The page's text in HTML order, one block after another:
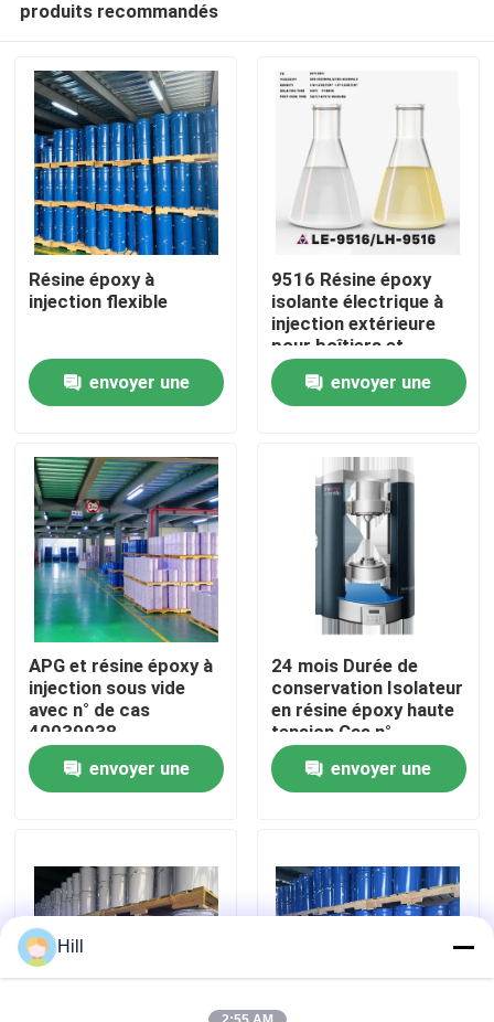
À la maison
Vidéos
Le spectacle VR
À propos de nous
Visite de l'usine
Nous contacter
Blog
produits recommandés
Résine époxy à
injection flexible
envoyer une
9516 Résine époxy
isolante électrique à
injection extérieure
pour boîtiers et
isolants électriques
envoyer une
APG et résine époxy à
injection sous vide
avec n° de cas
40039938
envoyer une
24 mois Durée de
conservation Isolateur
en résine époxy haute
tension Cas n°
40039938
envoyer une
Hill